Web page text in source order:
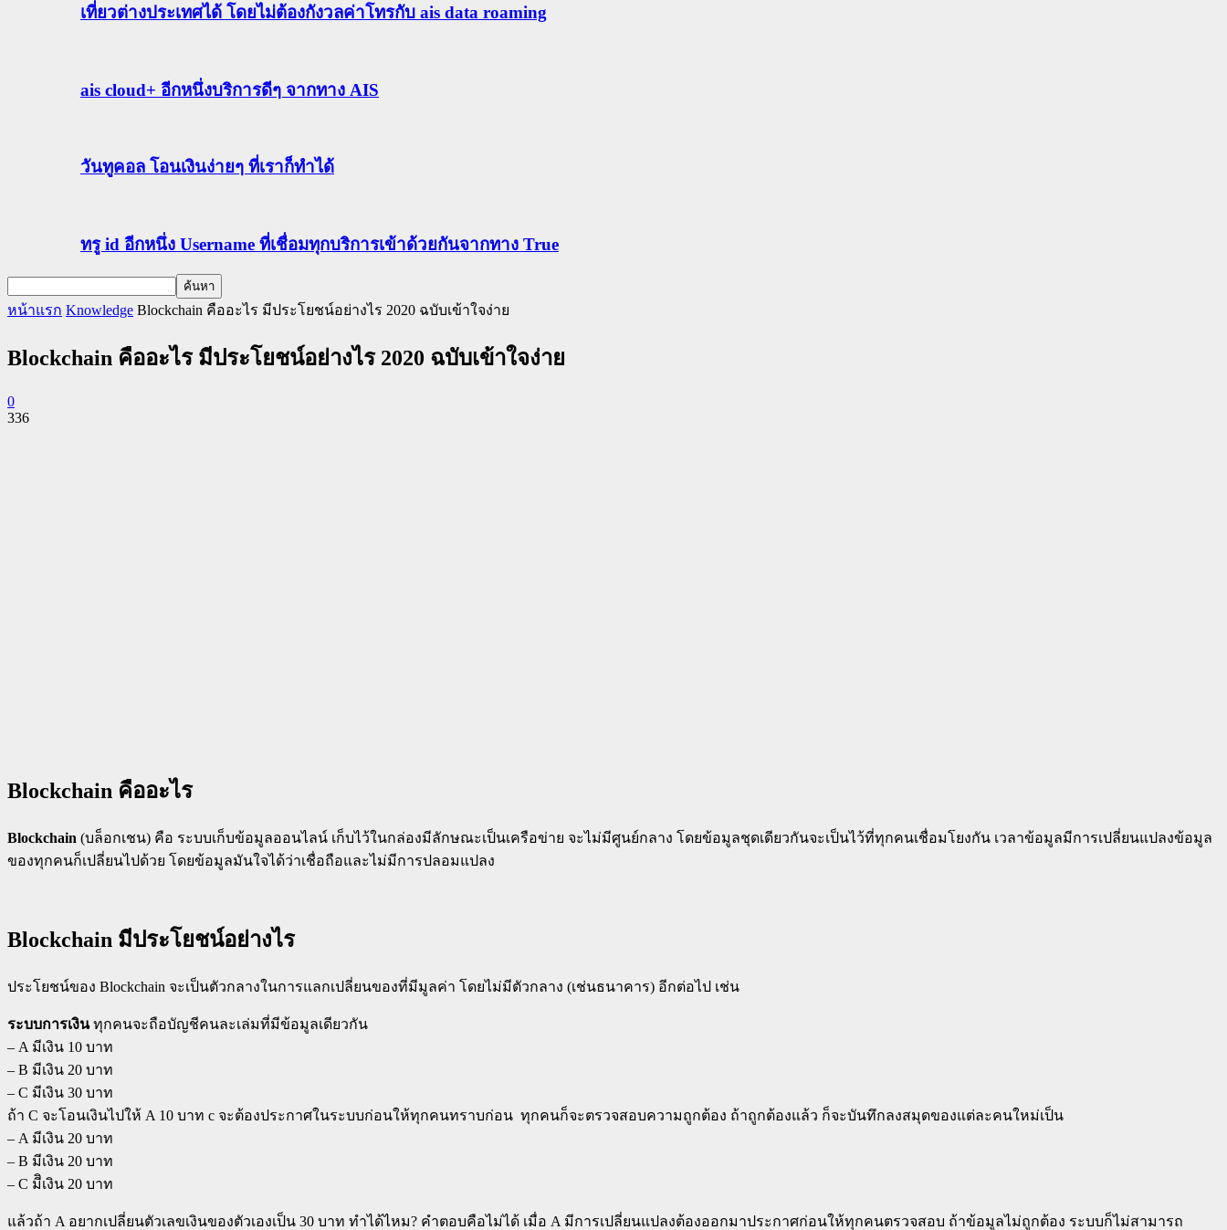
เที่ยวต่างประเทศได้ โดยไม่ต้องกังวลค่าโทรกับ ais data roaming
ais cloud+ อีกหนึ่งบริการดีๆ จากทาง AIS
วันทูคอล โอนเงินง่ายๆ ที่เราก็ทำได้
ทรู id อีกหนึ่ง Username ที่เชื่อมทุกบริการเข้าด้วยกันจากทาง True
หน้าแรก Knowledge Blockchain คืออะไร มีประโยชน์อย่างไร 2020 ฉบับเข้าใจง่าย
Blockchain คืออะไร มีประโยชน์อย่างไร 2020 ฉบับเข้าใจง่าย
0
336
Blockchain คืออะไร
Blockchain (บล็อกเชน) คือ ระบบเก็บข้อมูลออนไลน์ เก็บไว้ในกล่องมีลักษณะเป็นเครือข่าย จะไม่มีศูนย์กลาง โดยข้อมูลชุดเดียวกันจะเป็นไว้ที่ทุกคนเชื่อมโยงกัน เวลาข้อมูลมีการเปลี่ยนแปลงข้อมูล
ของทุกคนก็เปลี่ยนไปด้วย โดยข้อมูลมันใจได้ว่าเชื่อถือและไม่มีการปลอมแปลง
Blockchain มีประโยชน์อย่างไร
ประโยชน์ของ Blockchain จะเป็นตัวกลางในการแลกเปลี่ยนของที่มีมูลค่า โดยไม่มีตัวกลาง (เช่นธนาคาร) อีกต่อไป เช่น
ระบบการเงินทุกคนจะถือบัญชีคนละเล่มที่มีข้อมูลเดียวกัน
– A มีเงิน 10 บาท
– B มีเงิน 20 บาท
– C มีเงิน 30 บาท
ถ้า C จะโอนเงินไปให้ A 10 บาท c จะต้องประกาศในระบบก่อนให้ทุกคนทราบก่อน ทุกคนก็จะตรวจสอบความถูกต้อง ถ้าถูกต้องแล้ว ก็จะบันทึกลงสมุดของแต่ละคนใหม่เป็น
– A มีเงิน 20 บาท
– B มีเงิน 20 บาท
– C มีิเงิน 20 บาท
แล้วถ้า A อยากเปลี่ยนตัวเลขเงินของตัวเองเป็น 30 บาท ทำได้ไหม? คำตอบคือไม่ได้ เมื่อ A มีการเปลี่ยนแปลงต้องออกมาประกาศก่อนให้ทุกคนตรวจสอบ ถ้าข้อมูลไม่ถูกต้อง ระบบก็ไม่สามารถ